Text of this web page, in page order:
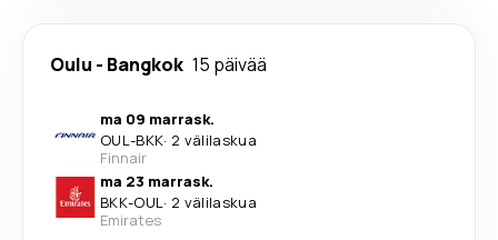
Oulu - Bangkok 15 päivää
ma 09 marrask.
OUL-BKK· 2 välilaskua
Finnair
ma 23 marrask.
BKK-OUL· 2 välilaskua
Emirates